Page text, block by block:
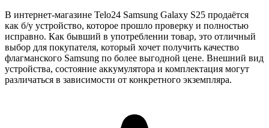
В интернет-магазине Telo24 Samsung Galaxy S25 продаётся
как б/у устройство, которое прошло проверку и полностью
исправно. Как бывший в употреблении товар, это отличный
выбор для покупателя, который хочет получить качество
флагманского Samsung по более выгодной цене. Внешний вид
устройства, состояние аккумулятора и комплектация могут
различаться в зависимости от конкретного экземпляра.